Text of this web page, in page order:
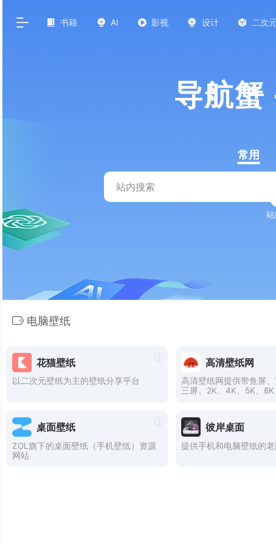
书籍 AI 影视 设计 二次
导航蟹
常用
电脑壁纸
花猫壁纸
以二次元壁纸为主的壁纸分享平台
高清壁纸网
高清壁纸网提供带鱼屏、
三屏、2K、4K、5K、8K
桌面壁纸
ZOL旗下的桌面壁纸（手机壁纸）资源
网站
彼岸桌面
提供手机和电脑壁纸的